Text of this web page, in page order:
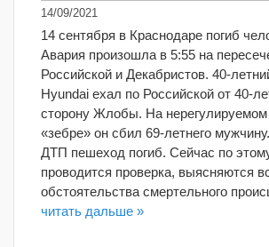
14/09/2021
14 сентября в Краснодаре погиб
Авария произошла в 5:55 на
Российской и Декабристов. 40-
Hyundai ехал по Российской от 40-
сторону Жлобы. На нерегулируемом
«зебре» он сбил 69-летнего
ДТП пешеход погиб. Сейчас по
проводится проверка, выясняются
обстоятельства смертельного
читать дальше »